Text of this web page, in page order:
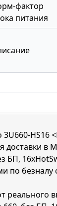
фактор
питания
БП,
по безналу